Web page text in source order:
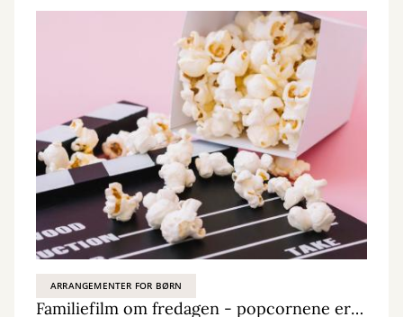
ARRANGEMENTER FOR BØRN
Familiefilm om fredagen - popcornene er klar!